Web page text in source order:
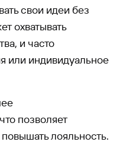
свои идеи без
охватывать
и часто
или индивидуальное
позволяет
лояльность.